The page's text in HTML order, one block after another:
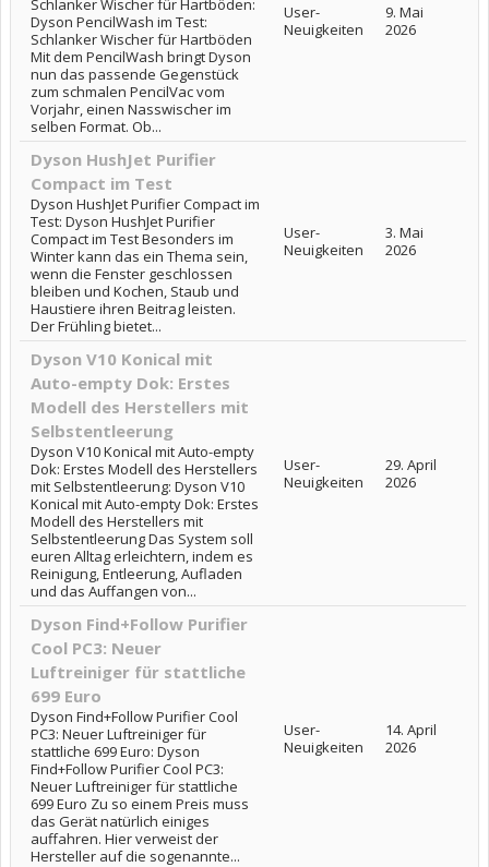
Schlanker Wischer für Hartböden:
Dyson PencilWash im Test:
Schlanker Wischer für Hartböden
Mit dem PencilWash bringt Dyson
nun das passende Gegenstück
zum schmalen PencilVac vom
Vorjahr, einen Nasswischer im
selben Format. Ob...
User-
Neuigkeiten
9. Mai
2026
Dyson HushJet Purifier
Compact im Test
Dyson HushJet Purifier Compact im
Test: Dyson HushJet Purifier
Compact im Test Besonders im
Winter kann das ein Thema sein,
wenn die Fenster geschlossen
bleiben und Kochen, Staub und
Haustiere ihren Beitrag leisten.
Der Frühling bietet...
User-
Neuigkeiten
3. Mai
2026
Dyson V10 Konical mit
Auto-empty Dok: Erstes
Modell des Herstellers mit
Selbstentleerung
Dyson V10 Konical mit Auto-empty
Dok: Erstes Modell des Herstellers
mit Selbstentleerung: Dyson V10
Konical mit Auto-empty Dok: Erstes
Modell des Herstellers mit
Selbstentleerung Das System soll
euren Alltag erleichtern, indem es
Reinigung, Entleerung, Aufladen
und das Auffangen von...
User-
Neuigkeiten
29. April
2026
Dyson Find+Follow Purifier
Cool PC3: Neuer
Luftreiniger für stattliche
699 Euro
Dyson Find+Follow Purifier Cool
PC3: Neuer Luftreiniger für
stattliche 699 Euro: Dyson
Find+Follow Purifier Cool PC3:
Neuer Luftreiniger für stattliche
699 Euro Zu so einem Preis muss
das Gerät natürlich einiges
auffahren. Hier verweist der
Hersteller auf die sogenannte...
User-
Neuigkeiten
14. April
2026